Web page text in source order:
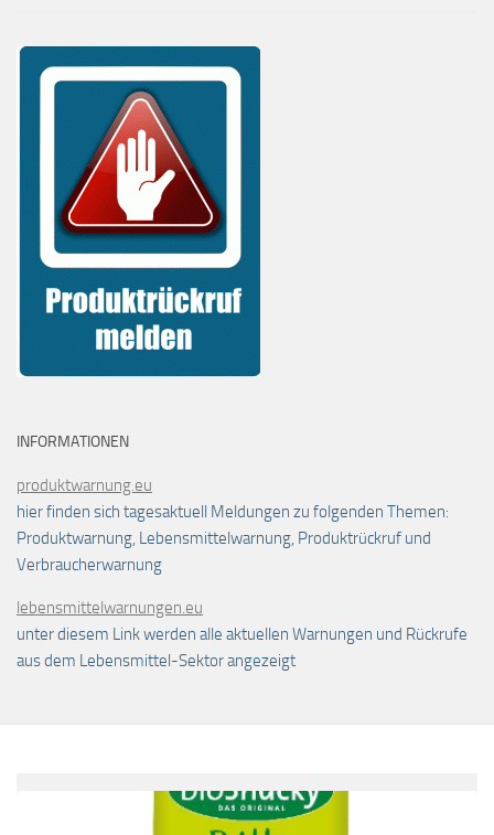
INFORMATIONEN
produktwarnung.eu
hier finden sich tagesaktuell Meldungen zu folgenden Themen:
Produktwarnung, Lebensmittelwarnung, Produktrückruf und
Verbraucherwarnung
lebensmittelwarnungen.eu
unter diesem Link werden alle aktuellen Warnungen und Rückrufe
aus dem Lebensmittel-Sektor angezeigt